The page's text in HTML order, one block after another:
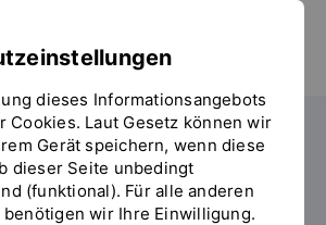
dieses Informationsangebots
Cookies. Laut Gesetz können wir
Gerät speichern, wenn diese
dieser Seite unbedingt
(funktional). Für alle anderen
benötigen wir Ihre Einwilligung.